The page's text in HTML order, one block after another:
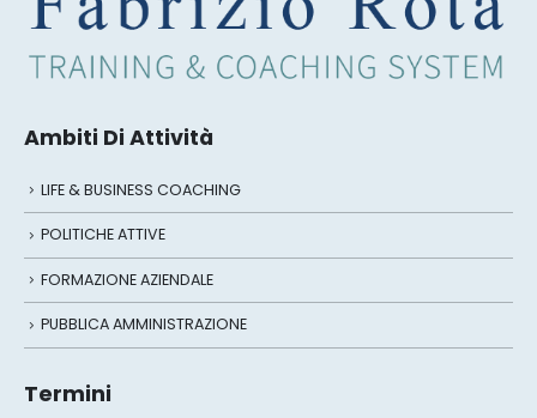
Ambiti Di Attività
LIFE & BUSINESS COACHING
POLITICHE ATTIVE
FORMAZIONE AZIENDALE
PUBBLICA AMMINISTRAZIONE
Termini